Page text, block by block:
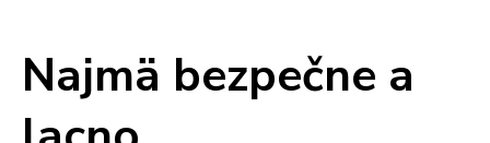
Najmä bezpečne a